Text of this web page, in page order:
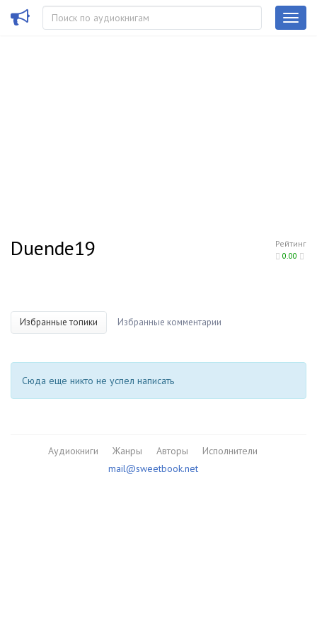
Рейтинг
0.00
Duende19
Избранные топики Избранные комментарии
Сюда еще никто не успел написать
Аудиокниги Жанры Авторы
Исполнители
mail@sweetbook.net